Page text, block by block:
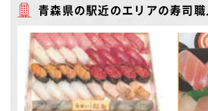
青森県の駅近のエリアの寿司